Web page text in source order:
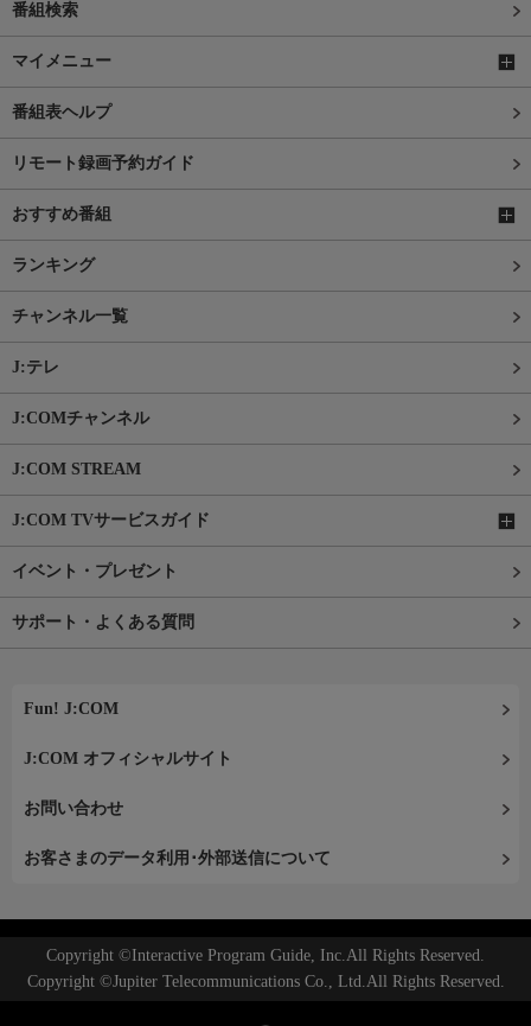
番組検索
マイメニュー
番組表ヘルプ
リモート録画予約ガイド
おすすめ番組
ランキング
チャンネル一覧
J:テレ
J:COMチャンネル
J:COM STREAM
J:COM TVサービスガイド
イベント・プレゼント
サポート・よくある質問
Fun! J:COM
J:COM オフィシャルサイト
お問い合わせ
お客さまのデータ利用･外部送信について
Copyright ©Interactive Program Guide, Inc.All Rights Reserved.
Copyright ©Jupiter Telecommunications Co., Ltd.All Rights Reserved.